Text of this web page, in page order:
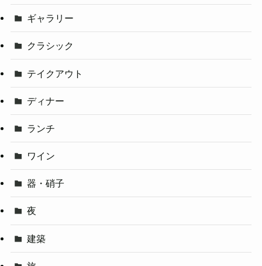
ギャラリー
クラシック
テイクアウト
ディナー
ランチ
ワイン
器・硝子
夜
建築